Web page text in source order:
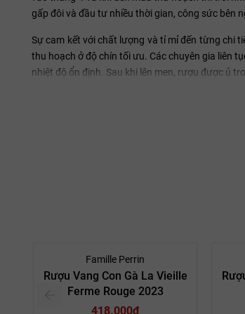
gấp đôi và đầu tư nhiều thời gian, công sức bên
Sự cam kết với chất lượng và tỉ mỉ đến từng chi
thu hoạch ở độ chín tối ưu. Các chuyên gia liên
nhiệt độ ổn định. Sau khi lên men, rượu được ủ
Kết hợp rượu vang Pháp La
Rượu vang Pháp La Vieille Ferme blanc là sự
Famille Perrin
Rượu Vang Con Gà La Vieille
Ferme Rouge 2023
418.000₫